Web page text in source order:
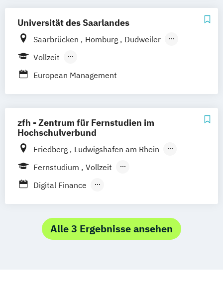
Universität des Saarlandes
Saarbrücken Homburg
Dudweiler
in Kooperation mit der TU Kaiserslautern
Vollzeit
Berufsbegleitendes Präsenzstudium
European Management
zfh - Zentrum für Fernstudien im
Hochschulverbund
Friedberg
Ludwigshafen am Rhein
Remagen
Zweibrücken
Fernstudium
Vollzeit
Berufsbegleitendes Präsenzstudium
Digital Finance
Logistics – International Management &
Consulting (MBA)
Alle 3 Ergebnisse ansehen